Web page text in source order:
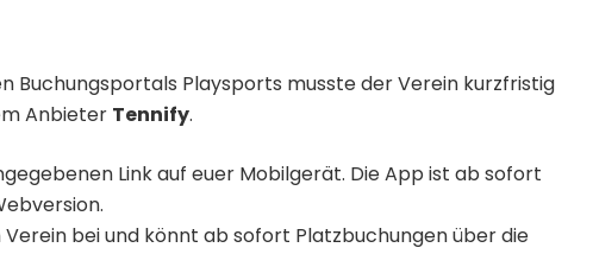
Buchungsportals Playsports musste der Verein kurzfristig
Anbieter Tennify.
Link auf euer Mobilgerät. Die App ist ab sofort
bei und könnt ab sofort Platzbuchungen über die